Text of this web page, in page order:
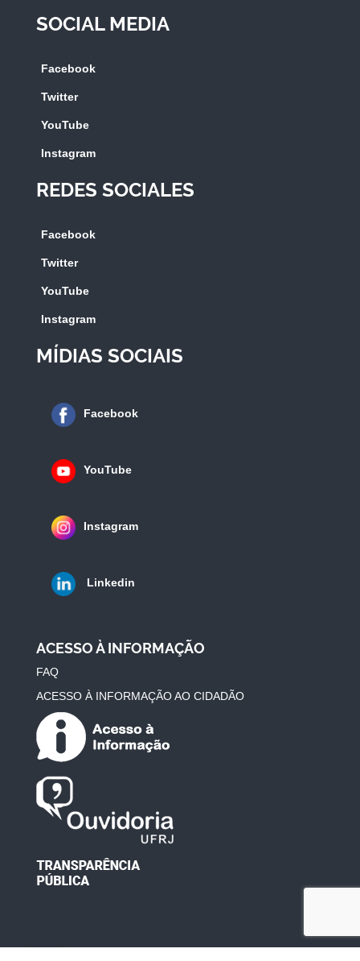
SOCIAL MEDIA
Facebook
Twitter
YouTube
Instagram
REDES SOCIALES
Facebook
Twitter
YouTube
Instagram
MÍDIAS SOCIAIS
Facebook
YouTube
Instagram
Linkedin
ACESSO À INFORMAÇÃO
FAQ
ACESSO À INFORMAÇÃO AO CIDADÃO